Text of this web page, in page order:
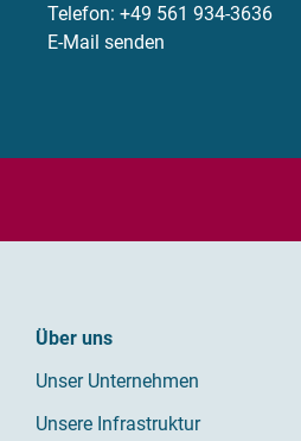
Telefon: +49 561 934-3636
E-Mail senden
Über uns
Unser Unternehmen
Unsere Infrastruktur